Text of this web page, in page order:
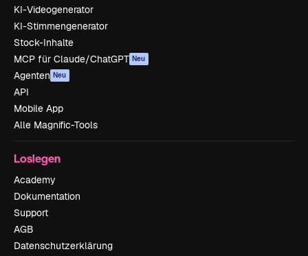
KI-Videogenerator
KI-Stimmengenerator
Stock-Inhalte
MCP für Claude/ChatGPT Neu
Agenten Neu
API
Mobile App
Alle Magnific-Tools
Loslegen
Academy
Dokumentation
Support
AGB
Datenschutzerklärung